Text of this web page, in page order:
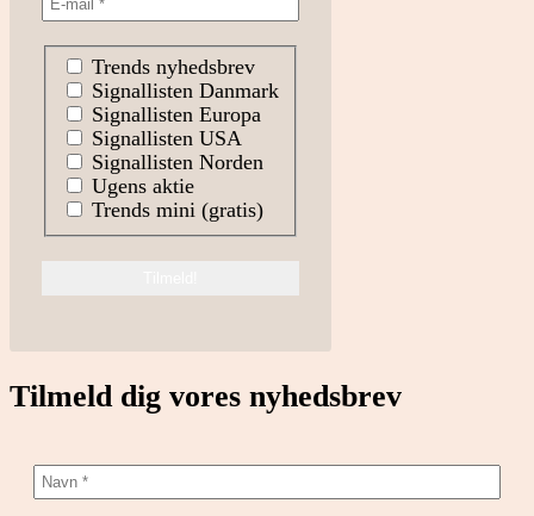
Trends nyhedsbrev
Signallisten Danmark
Signallisten Europa
Signallisten USA
Signallisten Norden
Ugens aktie
Trends mini (gratis)
Tilmeld dig vores nyhedsbrev